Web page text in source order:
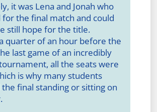
it was Lena and Jonah who
the final match and could
still hope for the title.
quarter of an hour before the
last game of an incredibly
all the seats were
is why many students
final standing or sitting on